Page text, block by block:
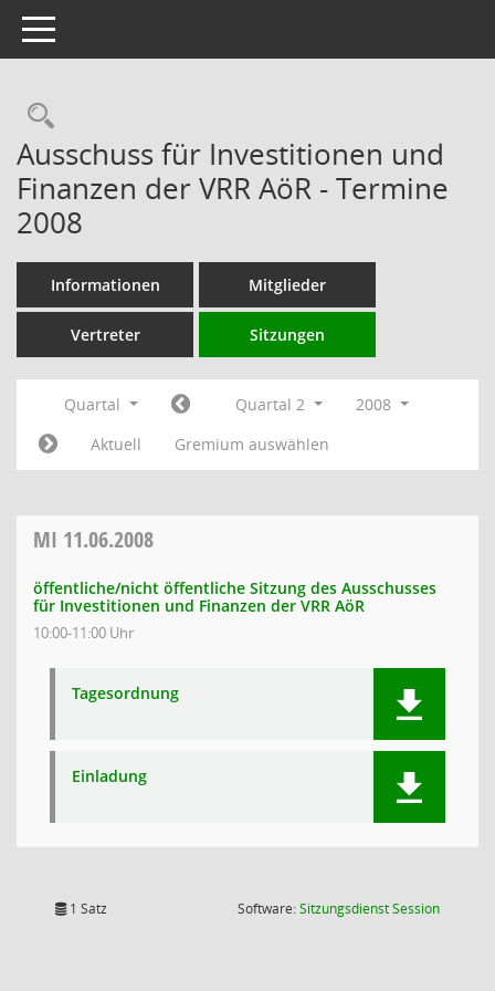
Toggle navigation
Rechercheauswahl
Ausschuss für Investitionen und
Finanzen der VRR AöR - Termine
2008
Informationen Mitglieder
Vertreter Sitzungen
Quartal Quartal 2
2008
Aktuell
Gremium auswählen
MI 11.06.2008
öffentliche/nicht öffentliche Sitzung des Ausschusses
für Investitionen und Finanzen der VRR AöR
10:00-11:00 Uhr
Tagesordnung
Einladung
1 Satz Software:SitzungsdienstSession(Wird in